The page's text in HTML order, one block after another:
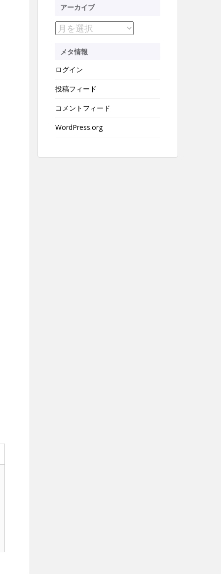
アーカイブ
ア
カ
イ
ブ
メタ情報
ログイン
投稿フィード
コメントフィード
WordPress.org